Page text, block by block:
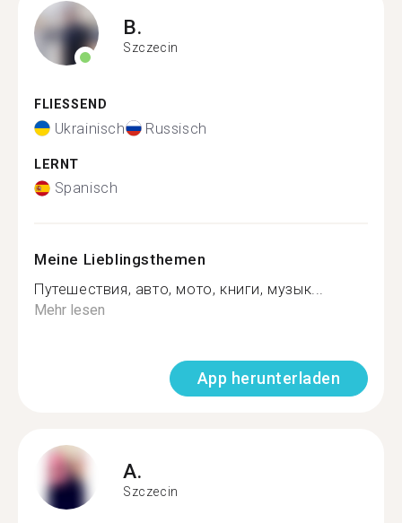
B.
Szczecin
FLIESSEND
Ukrainisch Russisch
LERNT
Spanisch
Meine Lieblingsthemen
Путешествия, авто, мото, книги, музык...
Mehr lesen
App herunterladen
A.
Szczecin